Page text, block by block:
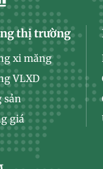
thị trường
xi măng
VLXD
sản
giá